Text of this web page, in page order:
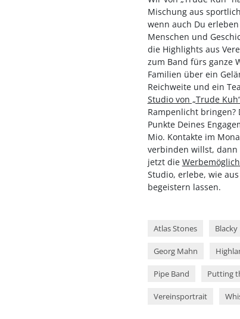
Mischung aus
wenn auch Du
Menschen und
die Highlights aus
zum Band fürs ganze
Familien über ein
Reichweite und ein
Studio von „Trude
Rampenlicht bringen?
Punkte Deines
Mio. Kontakte im
verbinden willst, dann
jetzt die
Studio, erlebe, wie
begeistern lassen.
Atlas Stones Blacky
Georg Mahn
Pipe Band Putting
Vereinsportrait